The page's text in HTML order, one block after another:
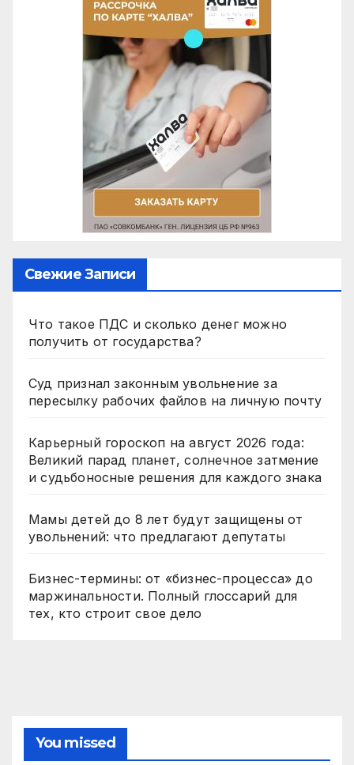
Свежие Записи
Что такое ПДС и сколько денег можно
получить от государства?
Суд признал законным увольнение за
пересылку рабочих файлов на личную почту
Карьерный гороскоп на август 2026 года:
Великий парад планет, солнечное затмение
и судьбоносные решения для каждого знака
Мамы детей до 8 лет будут защищены от
увольнений: что предлагают депутаты
Бизнес-термины: от «бизнес-процесса» до
маржинальности. Полный глоссарий для
тех, кто строит свое дело
You missed